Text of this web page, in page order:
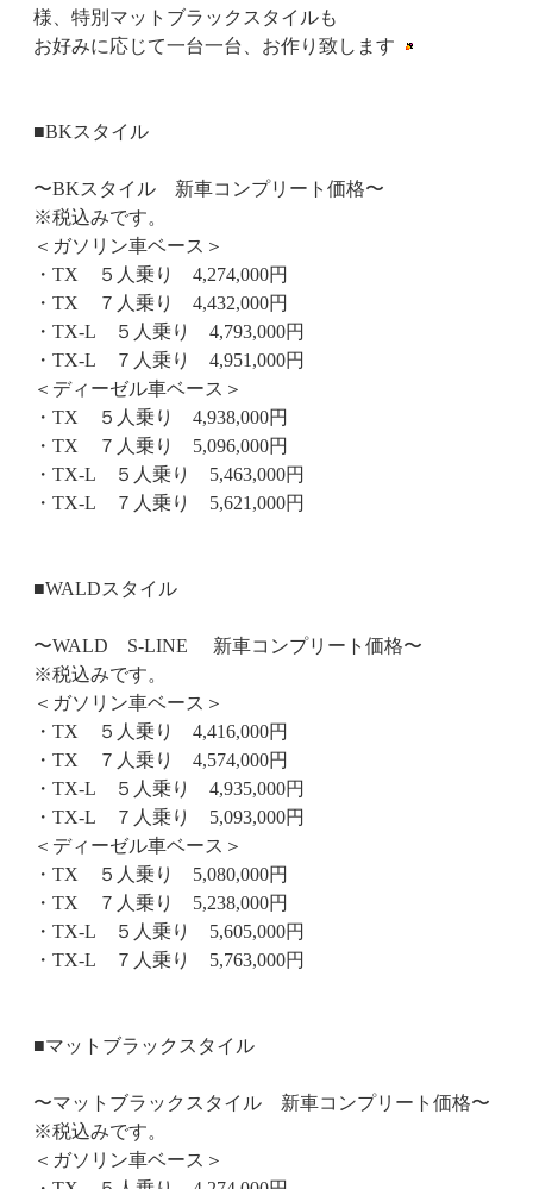
様、特別マットブラックスタイルも
お好みに応じて一台一台、お作り致します
■BKスタイル
〜BKスタイル 新車コンプリート価格〜
※税込みです。
＜ガソリン車ベース＞
・TX ５人乗り 4,274,000円
・TX ７人乗り 4,432,000円
・TX-L ５人乗り 4,793,000円
・TX-L ７人乗り 4,951,000円
＜ディーゼル車ベース＞
・TX ５人乗り 4,938,000円
・TX ７人乗り 5,096,000円
・TX-L ５人乗り 5,463,000円
・TX-L ７人乗り 5,621,000円
■WALDスタイル
〜WALD S-LINE 新車コンプリート価格〜
※税込みです。
＜ガソリン車ベース＞
・TX ５人乗り 4,416,000円
・TX ７人乗り 4,574,000円
・TX-L ５人乗り 4,935,000円
・TX-L ７人乗り 5,093,000円
＜ディーゼル車ベース＞
・TX ５人乗り 5,080,000円
・TX ７人乗り 5,238,000円
・TX-L ５人乗り 5,605,000円
・TX-L ７人乗り 5,763,000円
■マットブラックスタイル
〜マットブラックスタイル 新車コンプリート価格〜
※税込みです。
＜ガソリン車ベース＞